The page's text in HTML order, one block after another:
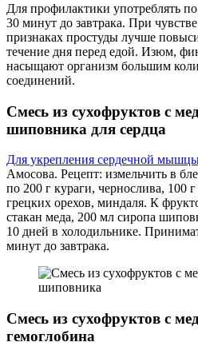
Для профилактики употреблять
30 минут до завтрака. При
признаках простуды лучше
течение дня перед едой. Изюм,
насыщают организм большим
соединений.
Смесь из сухофруктов с
шиповника для сердца
Для укрепления сердечной
Амосова. Рецепт: измельчить в
по 200 г кураги, чернослива, 100
грецких орехов, миндаля. К
стакан меда, 200 мл сиропа
10 дней в холодильнике.
минут до завтрака.
Смесь из сухофруктов с
гемоглобина